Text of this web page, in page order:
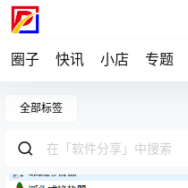
圈子 快讯 小店 专题
全部标签